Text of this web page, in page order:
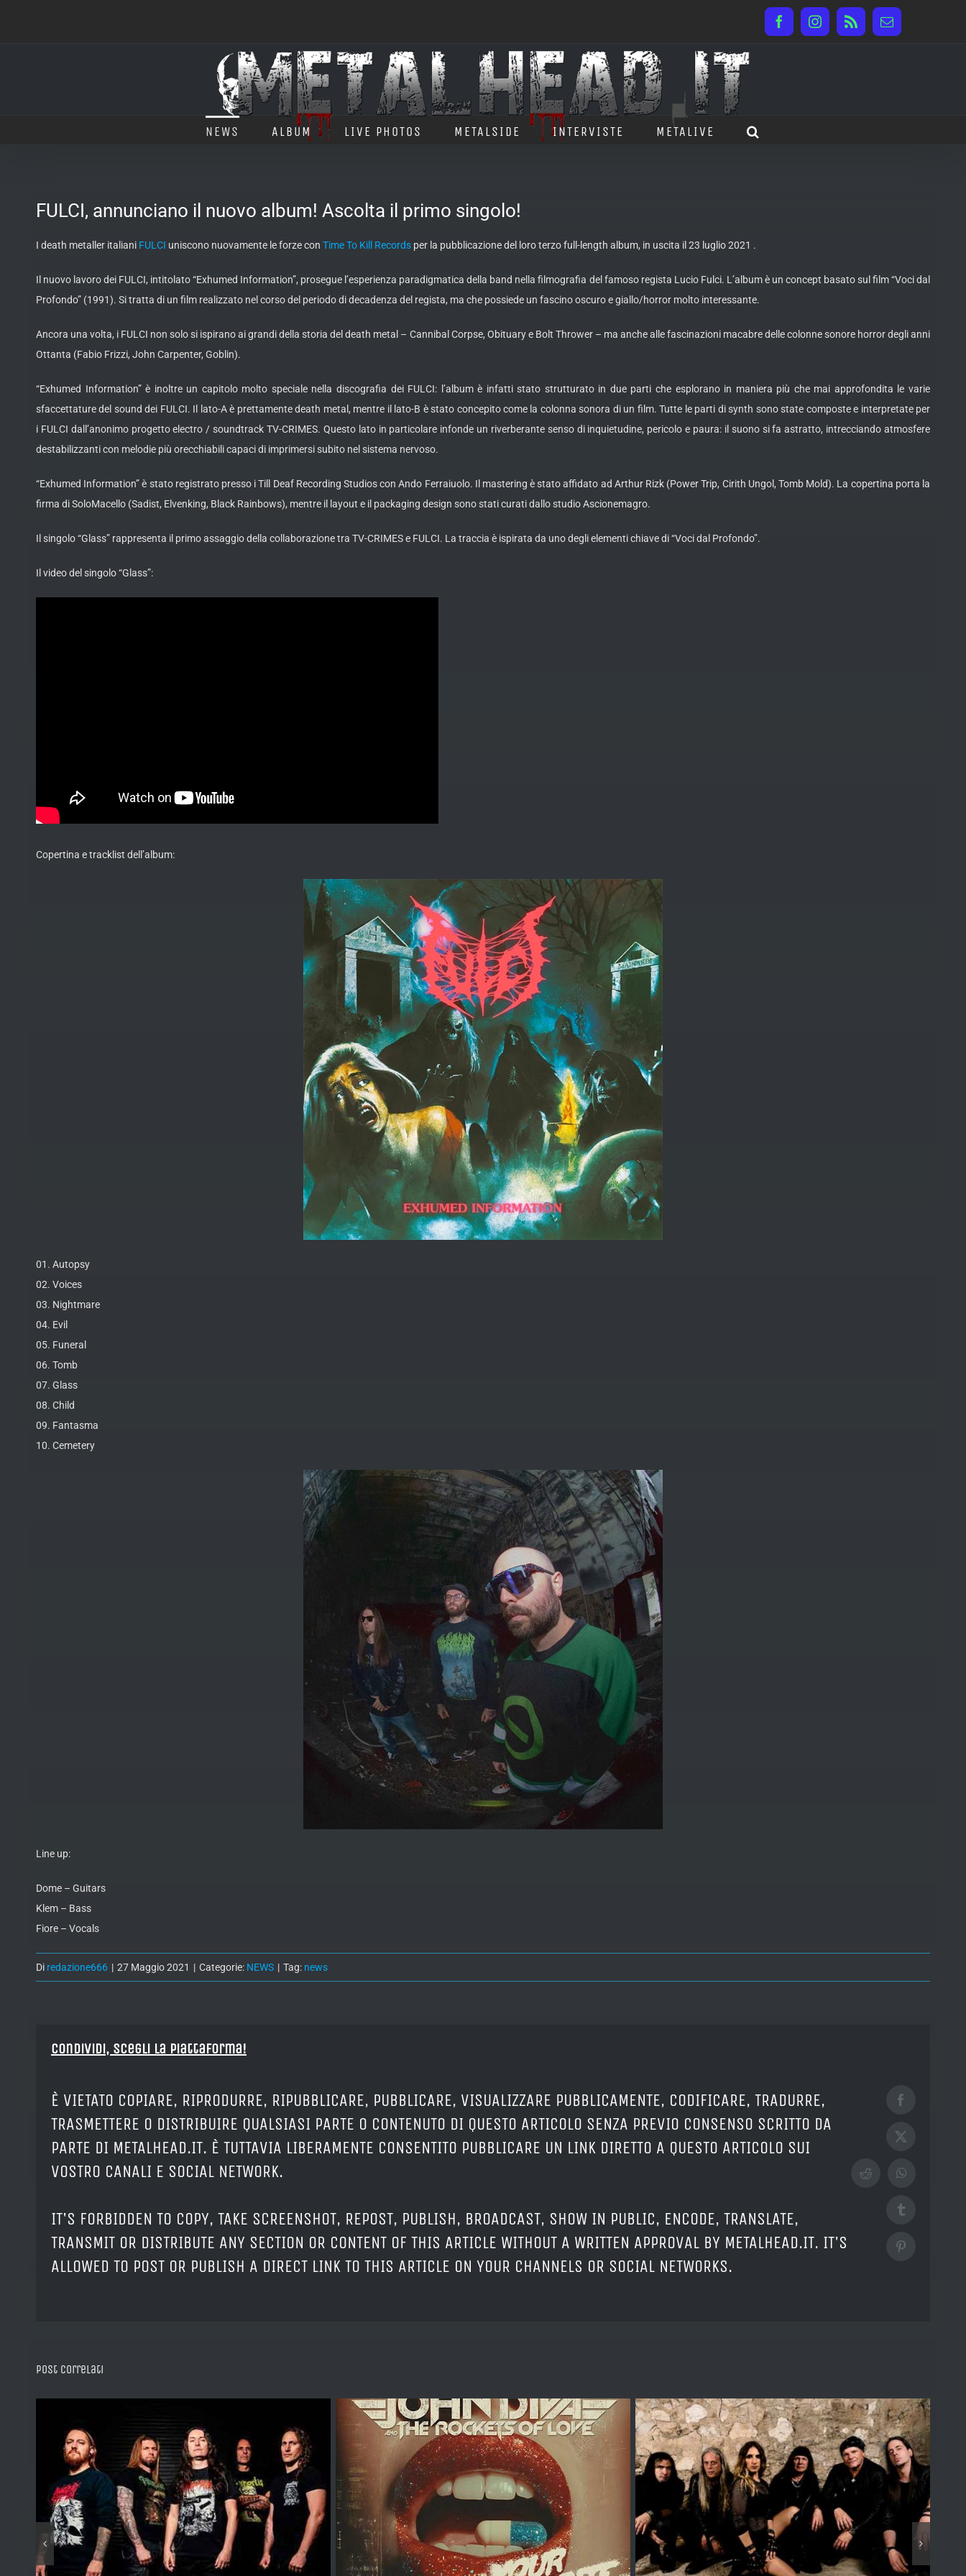
FacebookInstagram
Rss Email
NEWS ALBUM LIVE PHOTOS METALSIDE INTERVISTE METALIVE
FULCI, annunciano il nuovo album! Ascolta il primo singolo!
I death metaller italiani FULCI uniscono nuovamente le forze con Time To Kill Records per la pubblicazione del loro terzo full-length album, in uscita il 23 luglio 2021 .
Il nuovo lavoro dei FULCI, intitolato “Exhumed Information”, prosegue l’esperienza paradigmatica della band nella filmografia del famoso regista Lucio Fulci. L’album è un concept basato sul film “Voci dal
Profondo” (1991). Si tratta di un film realizzato nel corso del periodo di decadenza del regista, ma che possiede un fascino oscuro e giallo/horror molto interessante.
Ancora una volta, i FULCI non solo si ispirano ai grandi della storia del death metal – Cannibal Corpse, Obituary e Bolt Thrower – ma anche alle fascinazioni macabre delle colonne sonore horror degli anni
Ottanta (Fabio Frizzi, John Carpenter, Goblin).
“Exhumed Information” è inoltre un capitolo molto speciale nella discografia dei FULCI: l’album è infatti stato strutturato in due parti che esplorano in maniera più che mai approfondita le varie
sfaccettature del sound dei FULCI. Il lato-A è prettamente death metal, mentre il lato-B è stato concepito come la colonna sonora di un film. Tutte le parti di synth sono state composte e interpretate per
i FULCI dall’anonimo progetto electro / soundtrack TV-CRIMES. Questo lato in particolare infonde un riverberante senso di inquietudine, pericolo e paura: il suono si fa astratto, intrecciando atmosfere
destabilizzanti con melodie più orecchiabili capaci di imprimersi subito nel sistema nervoso.
“Exhumed Information” è stato registrato presso i Till Deaf Recording Studios con Ando Ferraiuolo. Il mastering è stato affidato ad Arthur Rizk (Power Trip, Cirith Ungol, Tomb Mold). La copertina porta la
firma di SoloMacello (Sadist, Elvenking, Black Rainbows), mentre il layout e il packaging design sono stati curati dallo studio Ascionemagro.
Il singolo “Glass” rappresenta il primo assaggio della collaborazione tra TV-CRIMES e FULCI. La traccia è ispirata da uno degli elementi chiave di “Voci dal Profondo”.
Il video del singolo “Glass”:
Copertina e tracklist dell’album:
01. Autopsy
02. Voices
03. Nightmare
04. Evil
05. Funeral
06. Tomb
07. Glass
08. Child
09. Fantasma
10. Cemetery
Line up:
Dome – Guitars
Klem – Bass
Fiore – Vocals
Di redazione666 | 27 Maggio 2021 | Categorie: NEWS | Tag: news
Condividi, Scegli la piattaforma!
È VIETATO COPIARE, RIPRODURRE, RIPUBBLICARE, PUBBLICARE, VISUALIZZARE PUBBLICAMENTE, CODIFICARE, TRADURRE,
TRASMETTERE O DISTRIBUIRE QUALSIASI PARTE O CONTENUTO DI QUESTO ARTICOLO SENZA PREVIO CONSENSO SCRITTO DA
PARTE DI METALHEAD.IT. È TUTTAVIA LIBERAMENTE CONSENTITO PUBBLICARE UN LINK DIRETTO A QUESTO ARTICOLO SUI
VOSTRO CANALI E SOCIAL NETWORK.
IT'S FORBIDDEN TO COPY, TAKE SCREENSHOT, REPOST, PUBLISH, BROADCAST, SHOW IN PUBLIC, ENCODE, TRANSLATE,
TRANSMIT OR DISTRIBUTE ANY SECTION OR CONTENT OF THIS ARTICLE WITHOUT A WRITTEN APPROVAL BY METALHEAD.IT. IT'S
ALLOWED TO POST OR PUBLISH A DIRECT LINK TO THIS ARTICLE ON YOUR CHANNELS OR SOCIAL NETWORKS.
Facebook
X
RedditWhatsApp
Tumblr
Pinterest
Post correlati